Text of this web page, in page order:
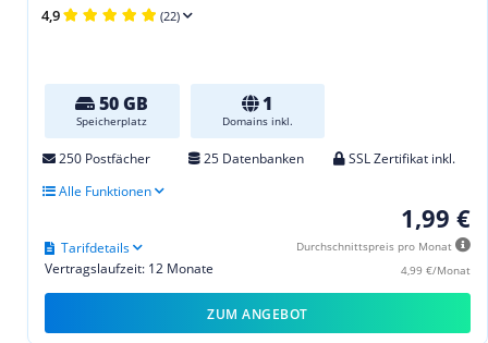
4,9 (22)
50 GB
Speicherplatz
1
Domains inkl.
250 Postfächer 25 Datenbanken
SSL Zertifikat inkl.
Alle Funktionen
1,99 €
Durchschnittspreis pro Monat
4,99 €/Monat
Vertragslaufzeit: 12 Monate
Tarifdetails
ZUM ANGEBOT